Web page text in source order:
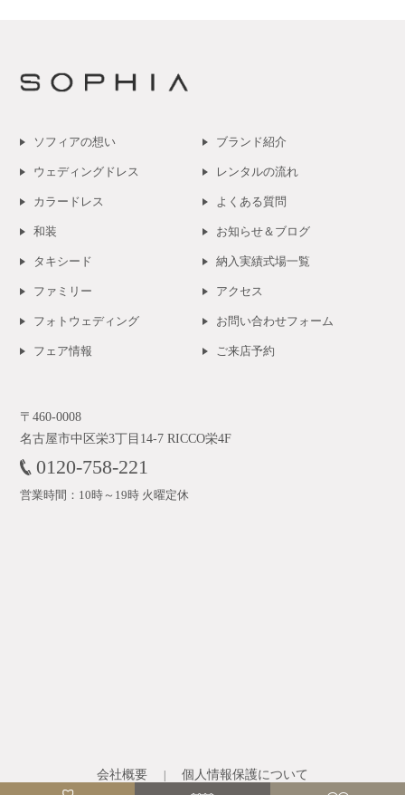
ソフィアの想い
ウェディングドレス
カラードレス
和装
タキシード
ファミリー
フォトウェディング
フェア情報
ブランド紹介
レンタルの流れ
よくある質問
お知らせ＆ブログ
納入実績式場一覧
アクセス
お問い合わせフォーム
ご来店予約
〒460-0008
名古屋市中区栄3丁目14-7 RICCO栄4F
0120-758-221
営業時間：10時～19時 火曜定休
会社概要 | 個人情報保護について